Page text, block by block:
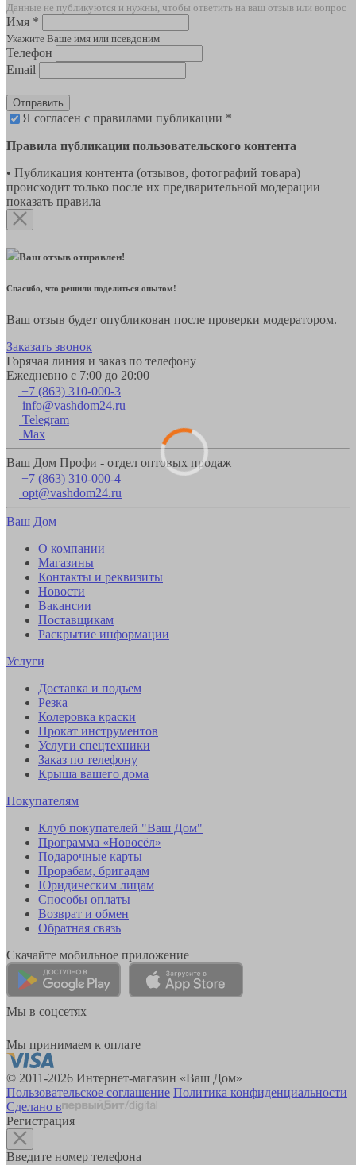
Данные не публикуются и нужны, чтобы ответить на ваш отзыв или вопрос
Имя *
Укажите Ваше имя или псевдоним
Телефон
Email
Отправить
Я согласен с правилами публикации *
Правила публикации пользовательского контента
• Публикация контента (отзывов, фотографий товара)
происходит только после их предварительной модерации
показать правила
Ваш отзыв отправлен!
Спасибо, что решили поделиться опытом!
Ваш отзыв будет опубликован после проверки модератором.
Заказать звонок
Горячая линия и заказ по телефону
Ежедневно с 7:00 до 20:00
+7 (863) 310-000-3
info@vashdom24.ru
Telegram
Max
Ваш Дом Профи - отдел оптовых продаж
+7 (863) 310-000-4
opt@vashdom24.ru
Ваш Дом
О компании
Магазины
Контакты и реквизиты
Новости
Вакансии
Поставщикам
Раскрытие информации
Услуги
Доставка и подъем
Резка
Колеровка краски
Прокат инструментов
Услуги спецтехники
Заказ по телефону
Крыша вашего дома
Покупателям
Клуб покупателей "Ваш Дом"
Программа «Новосёл»
Подарочные карты
Прорабам, бригадам
Юридическим лицам
Способы оплаты
Возврат и обмен
Обратная связь
Скачайте мобильное приложение
Мы в соцсетях
Мы принимаем к оплате
© 2011-2026 Интернет-магазин «Ваш Дом»
Пользовательское соглашение Политика конфиденциальности
Сделано в
Регистрация
Введите номер телефона